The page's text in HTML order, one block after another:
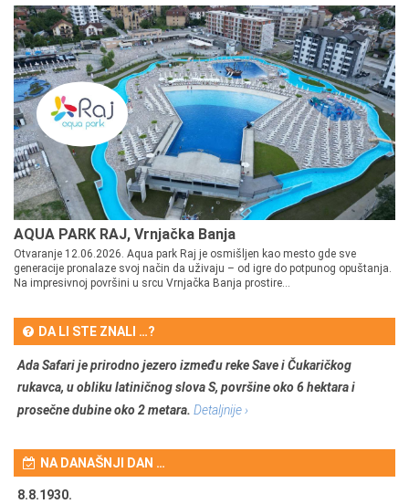
AQUA PARK RAJ, Vrnjačka Banja
Otvaranje 12.06.2026. Aqua park Raj je osmišljen kao mesto gde sve
generacije pronalaze svoj način da uživaju – od igre do potpunog opuštanja.
Na impresivnoj površini u srcu Vrnjačka Banja prostire...
DA LI STE ZNALI …?
Ada Safari je prirodno jezero između reke Save i Čukaričkog
rukavca, u obliku latiničnog slova S, površine oko 6 hektara i
prosečne dubine oko 2 metara. Detaljnije ›
NA DANAŠNJI DAN …
8.8.1930.